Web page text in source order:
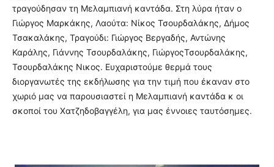
τραγούδησαν τη Μελαμπιανή καντάδα. Στη λύρα ήταν ο
Γιώργος Μαρκάκης, Λαούτα: Νίκος Τσουρδαλάκης, Δήμος
Τσακαλάκης, Τραγούδι: Γιώργος Βεργαδής, Αντώνης
Καράλης, Γιάννης Τσουρδαλάκης, ΓιώργοςΤσουρδαλάκης,
Τσουρδαλάκης Νικος. Ευχαριστούμε θερμά τους
διοργανωτές της εκδήλωσης για την τιμή που έκαναν στο
χωριό μας να παρουσιαστεί η Μελαμπιανή καντάδα κ οι
σκοποί του Χατζηδοβαγγέλη, για μας έννοιες ταυτόσημες.